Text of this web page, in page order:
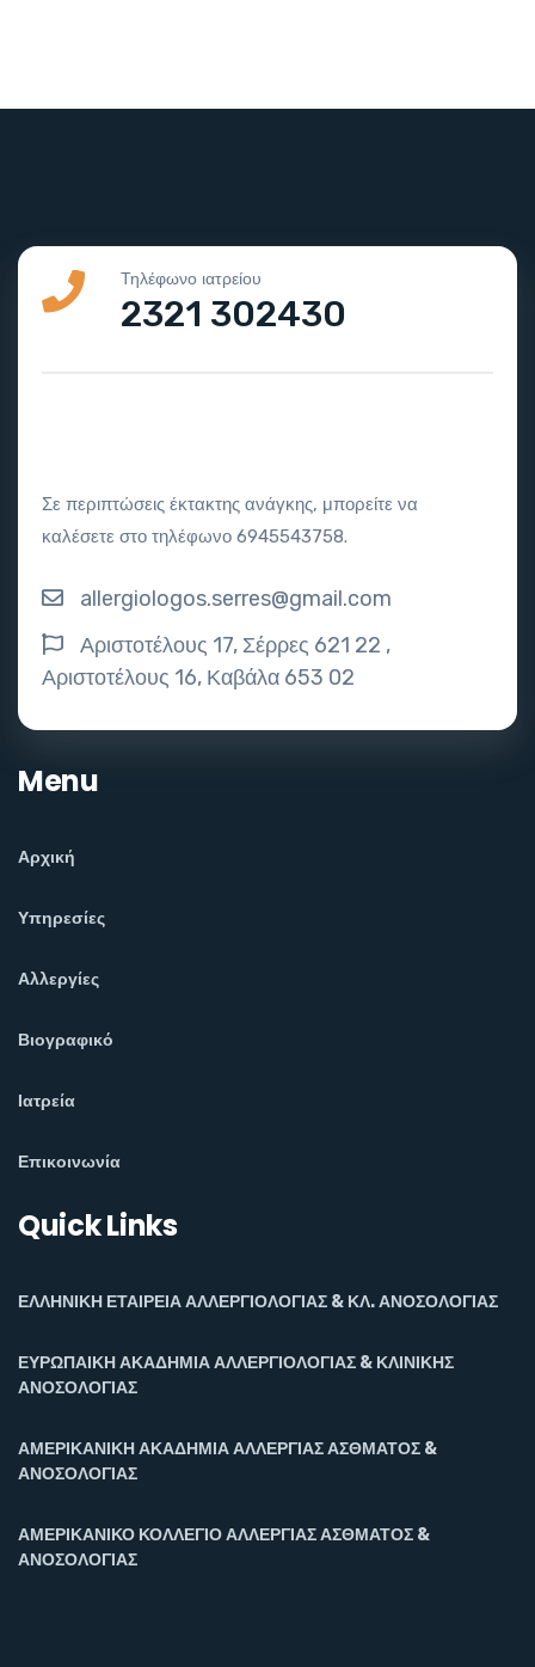
Τηλέφωνο ιατρείου
2321 302430
Σε περιπτώσεις έκτακτης ανάγκης, μπορείτε να
καλέσετε στο τηλέφωνο 6945543758.
allergiologos.serres@gmail.com
Αριστοτέλους 17, Σέρρες 621 22 ,
Αριστοτέλους 16, Καβάλα 653 02
Menu
Αρχική
Υπηρεσίες
Αλλεργίες
Βιογραφικό
Ιατρεία
Επικοινωνία
Quick Links
ΕΛΛΗΝΙΚΗ ΕΤΑΙΡΕΙΑ ΑΛΛΕΡΓΙΟΛΟΓΙΑΣ & ΚΛ. ΑΝΟΣΟΛΟΓΙΑΣ
ΕΥΡΩΠΑΙΚΗ ΑΚΑΔΗΜΙΑ ΑΛΛΕΡΓΙΟΛΟΓΙΑΣ & ΚΛΙΝΙΚΗΣ
ΑΝΟΣΟΛΟΓΙΑΣ
ΑΜΕΡΙΚΑΝΙΚΗ ΑΚΑΔΗΜΙΑ ΑΛΛΕΡΓΙΑΣ ΑΣΘΜΑΤΟΣ &
ΑΝΟΣΟΛΟΓΙΑΣ
ΑΜΕΡΙΚΑΝΙΚΟ ΚΟΛΛΕΓΙΟ ΑΛΛΕΡΓΙΑΣ ΑΣΘΜΑΤΟΣ &
ΑΝΟΣΟΛΟΓΙΑΣ